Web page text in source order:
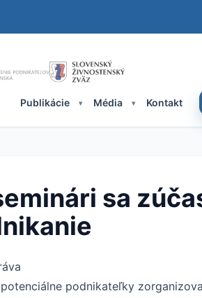
Publikácie Média Kontakt
sa
podnikateľky